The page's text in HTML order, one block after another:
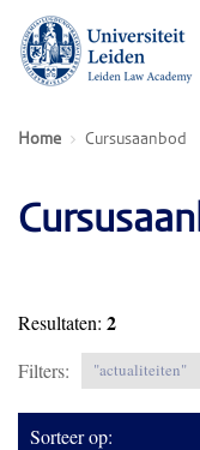
Home Cursusaanbod
Resultaten: 2
Filters:
"actualiteiten"
Sorteer op: